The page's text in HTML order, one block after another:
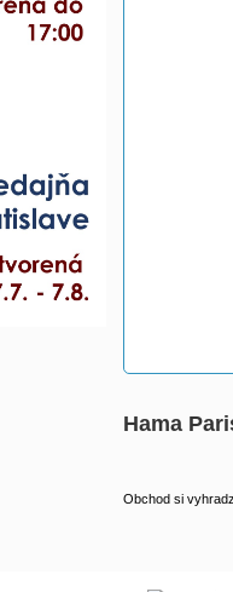
Hama
Obchod si